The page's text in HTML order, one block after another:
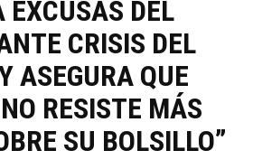
EXCUSAS DEL
CRISIS DEL
ASEGURA QUE
RESISTE MÁS
SU BOLSILLO”